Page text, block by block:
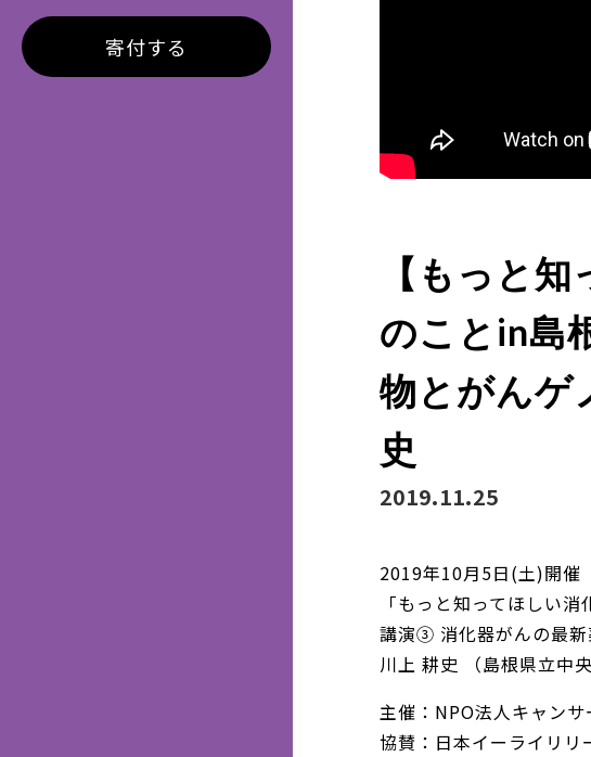
寄付する
【もっと
のことin島
物とがんゲ
史
2019.11.25
2019年10月5日(土)開催
「もっと知ってほしい
講演③ 消化器がんの最新
川上 耕史 （島根県立中
主催：NPO法人キャン
協賛：日本イーライリリ